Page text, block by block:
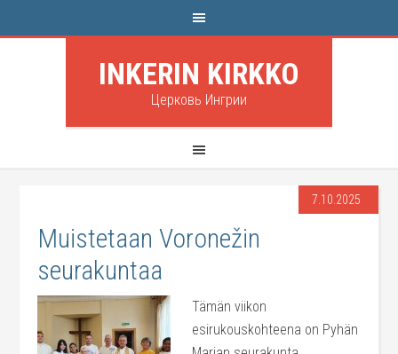
INKERIN KIRKKO
Церковь Ингрии
7.10.2025
Muistetaan Voronežin
seurakuntaa
Tämän viikon
esirukouskohteena on Pyhän